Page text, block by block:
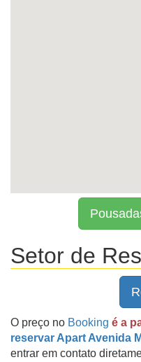
Setor de
O preço no Booking é a
reservar Apart Avenida
entrar em contato